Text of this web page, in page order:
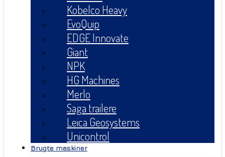
Kobelco Heavy
EvoQuip
EDGE Innovate
Giant
NPK
HG Machines
Merlo
Saga trailere
Leica Geosystems
Unicontrol
Brugte maskiner